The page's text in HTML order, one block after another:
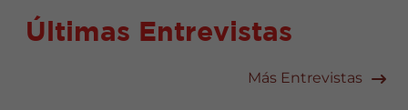
Últimas Entrevistas
Más Entrevistas